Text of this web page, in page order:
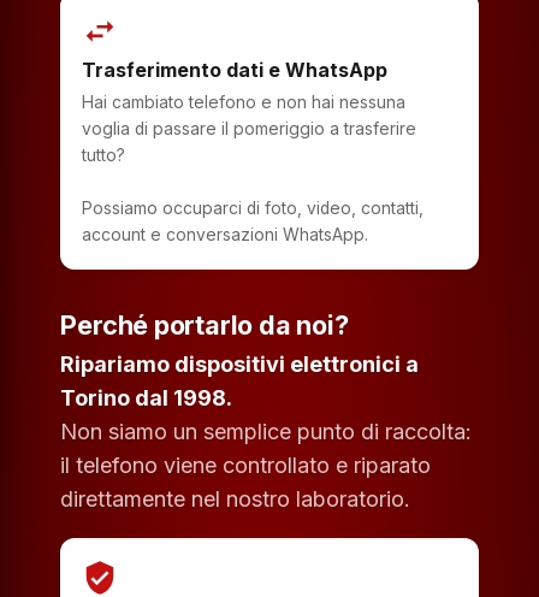
swap_horiz
Trasferimento dati e WhatsApp
Hai cambiato telefono e non hai nessuna
voglia di passare il pomeriggio a trasferire
tutto?
Possiamo occuparci di foto, video, contatti,
account e conversazioni WhatsApp.
Perché portarlo da noi?
Ripariamo dispositivi elettronici a
Torino dal 1998.
Non siamo un semplice punto di raccolta:
il telefono viene controllato e riparato
direttamente nel nostro laboratorio.
verified_user